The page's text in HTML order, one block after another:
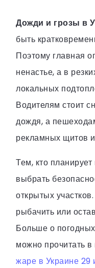
Дожди и грозы в
быть
Поэтому главная
ненастье, а в
локальных
Водителям стоит
дождя, а
рекламных щитов и
Тем, кто
выбрать
открытых
рыбачить или
Больше о
можно прочитать
жаре в Украине